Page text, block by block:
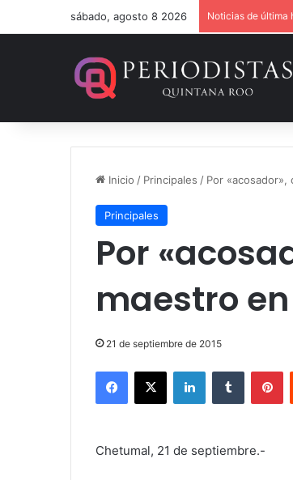
sábado, agosto 8 2026 Noticias de última
Inicio / Principales / Por «acosador»,
Principales
Por
maestro
21 de septiembre de 2015
Facebook
X LinkedInTumblr
Chetumal, 21 de septiembre.-